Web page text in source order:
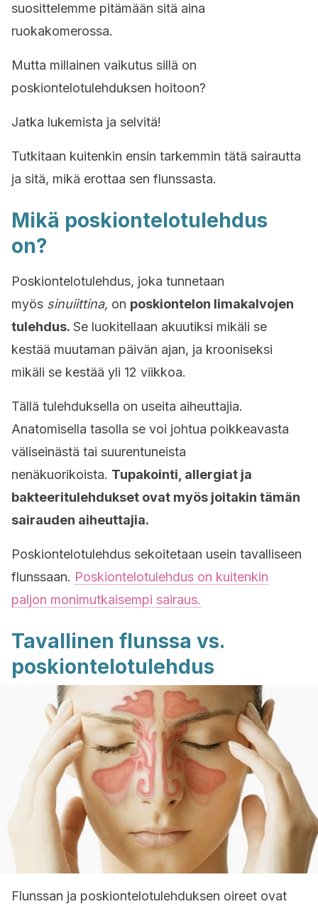
suosittelemme pitämään sitä aina
ruokakomerossa.
Mutta millainen vaikutus sillä on
poskiontelotulehduksen hoitoon?
Jatka lukemista ja selvitä!
Tutkitaan kuitenkin ensin tarkemmin tätä sairautta
ja sitä, mikä erottaa sen flunssasta.
Mikä poskiontelotulehdus
on?
Poskiontelotulehdus, joka tunnetaan
myös sinuiittina, on poskiontelon limakalvojen
tulehdus. Se luokitellaan akuutiksi mikäli se
kestää muutaman päivän ajan, ja krooniseksi
mikäli se kestää yli 12 viikkoa.
Tällä tulehduksella on useita aiheuttajia.
Anatomisella tasolla se voi johtua poikkeavasta
väliseinästä tai suurentuneista
nenäkuorikoista. Tupakointi, allergiat ja
bakteeritulehdukset ovat myös joitakin tämän
sairauden aiheuttajia.
Poskiontelotulehdus sekoitetaan usein tavalliseen
flunssaan. Poskiontelotulehdus on kuitenkin
paljon monimutkaisempi sairaus.
Tavallinen flunssa vs.
poskiontelotulehdus
Flunssan ja poskiontelotulehduksen oireet ovat